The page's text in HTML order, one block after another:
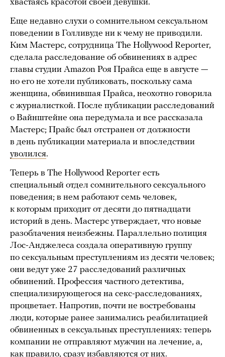
хвастаясь красотой своей девушки.
Еще недавно слухи о сомнительном сексуальном
поведении в Голливуде ни к чему не приводили.
Ким Мастерс, сотрудница The Hollywood Reporter,
сделала расследование об обвинениях в адрес
главы студии Amazon Роя Прайса еще в августе —
но его не хотели публиковать, поскольку сама
женщина, обвинившая Прайса, неохотно говорила
с журналисткой. После публикации расследований
о Вайнштейне она передумала и все рассказала
Мастерс; Прайс был отстранен от должности
в день публикации материала и впоследствии
уволился.
Теперь в The Hollywood Reporter есть
специальный отдел сомнительного сексуального
поведения; в нем работают семь человек,
к которым приходит от десяти до пятнадцати
историй в день. Мастерс утверждает, что новые
разоблачения неизбежны. Параллельно полиция
Лос-Анджелеса создала оперативную группу
по сексуальным преступлениям из десяти человек;
они ведут уже 27 расследований различных
обвинений. Профессия частного детектива,
специализирующегося на секс-расследованиях,
процветает. Напротив, почти не востребованы
люди, которые ранее занимались реабилитацией
обвиненных в сексуальных преступлениях: теперь
компании не отправляют мужчин на лечение, а,
как правило, сразу избавляются от них.